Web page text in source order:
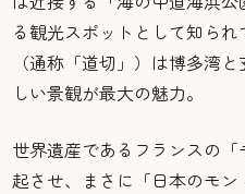
る観光スポットとして知ら
（通称「道切」）は博多湾
しい景観が最大の魅力。
世界遺産であるフランスの
起させ、まさに「日本のモ